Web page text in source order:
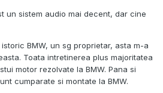
un sistem audio mai decent, dar cine
BMW, un sg proprietar, asta m-a
Toata intretinerea plus majoritatea
motor rezolvate la BMW. Pana si
cumparate si montate la BMW.